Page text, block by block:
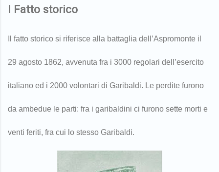
l Fatto storico
Il fatto storico si riferisce alla battaglia dell’Aspromonte il
29 agosto 1862, avvenuta fra i 3000 regolari dell’esercito
italiano ed i 2000 volontari di Garibaldi. Le perdite furono
da ambedue le parti: fra i garibaldini ci furono sette morti e
venti feriti, fra cui lo stesso Garibaldi.